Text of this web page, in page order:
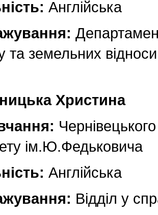
Англійська
та земельних
Христина
ім.Ю.Федьковича
Англійська
Відділ у